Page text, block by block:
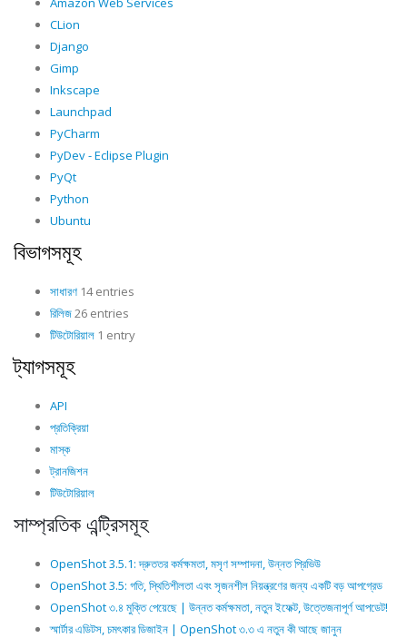
CLion
Django
Gimp
Inkscape
Launchpad
PyCharm
PyDev - Eclipse Plugin
PyQt
Python
Ubuntu
বিভাগসমূহ
সাধারণ 14 entries
রিলিজ26 entries
টিউটোরিয়াল 1 entry
ট্যাগসমূহ
API
প্রতিক্রিয়া
মাস্ক
ট্রানজিশন
টিউটোরিয়াল
সাম্প্রতিক এন্ট্রিসমূহ
OpenShot 3.5.1: দ্রুততর কর্মক্ষমতা, মসৃণ সম্পাদনা, উন্নত প্রিভিউ
OpenShot 3.5: গতি, স্থিতিশীলতা এবং সৃজনশীল নিয়ন্ত্রণের জন্য একটি বড় আপগ্রেড
OpenShot ৩.৪ মুক্তি পেয়েছে | উন্নত কর্মক্ষমতা, নতুন ইফেক্ট, উত্তেজনাপূর্ণ আপডেট!
স্মার্টার এডিটস, চমৎকার ডিজাইন | OpenShot ৩.৩ এ নতুন কী আছে জানুন